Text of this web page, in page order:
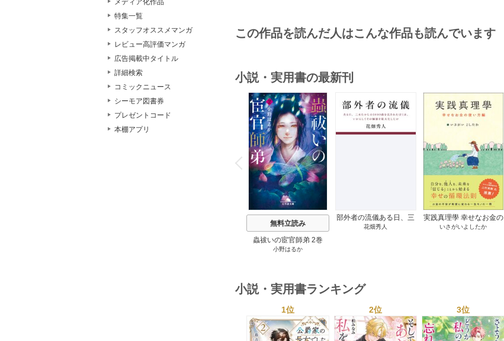
メディア化作品
特集一覧
スタッフオススメマンガ
レビュー高評価マンガ
広告掲載中タイトル
詳細検索
コミックニュース
シーモア図書券
プレゼントコード
本棚アプリ
この作品を読んだ人はこんな作品も読んでいます
小説・実用書の最新刊
P
r
e
v
i
o
u
s
無料立読み
蟲祓いの宦官師弟 2巻
小野はるか
部外者の流儀ある日、三
木たかしの5000曲を託さ
花畑秀人
実践真理學 幸せなお金の
使い方編 1巻
いさがいよしたか
小説・実用書ランキング
1位 2位 3位